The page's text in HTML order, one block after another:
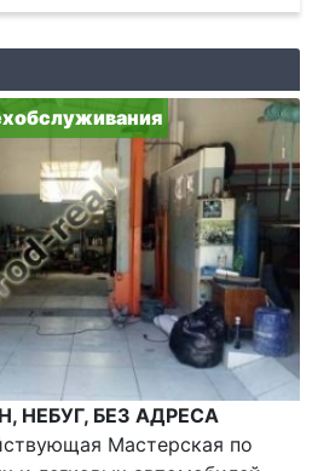
НЕБУГ, БЕЗ АДРЕСА
Мастерская по